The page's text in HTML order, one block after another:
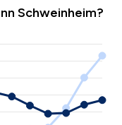
Schweinheim?